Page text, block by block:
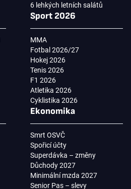
6 lehkých letních salátů
Sport 2026
MMA
Fotbal 2026/27
Hokej 2026
Tenis 2026
F1 2026
Atletika 2026
Cyklistika 2026
Ekonomika
Smrt OSVČ
Spořicí účty
Superdávka – změny
Důchody 2027
Minimální mzda 2027
Senior Pas – slevy